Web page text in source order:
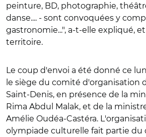
peinture, BD, photographie,
danse.... - sont convoquées y
gastronomie...", a-t-elle expliqué,
territoire.
Le coup d'envoi a été donné ce
le siège du comité d'organisation
Saint-Denis, en présence de la
Rima Abdul Malak, et de la
Amélie Oudéa-Castéra.
olympiade culturelle fait partie du